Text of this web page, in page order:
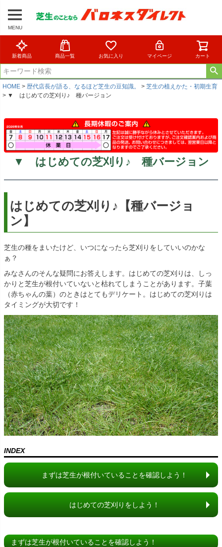
MENU
新着商品 商品一覧 お気に入り マイページ カート
HOME 歴代店長が語る、なるほど芝生の豆知識。
芝生の植えかた・初期生育
▼ はじめての芝刈り♪ 種バージョン
▼ はじめての芝刈り♪ 種バージョン
はじめての芝刈り♪【種バージョ
ン】
芝生の種をまいたけど、いつになったら芝刈りをしていいのかな
ぁ？
みなさんのそんな疑問にお答えします。はじめての芝刈りは、しっ
かりと芝生が根付いていないと枯れてしまうことがあります。子葉
（赤ちゃんの葉）のときはとてもデリケート。はじめての芝刈りは
タイミングが大切です！
INDEX
まずは芝生が根付いていることを確認しよう！
はじめての芝刈りをしよう！
まずは芝生が根付いていることを確認しよう！